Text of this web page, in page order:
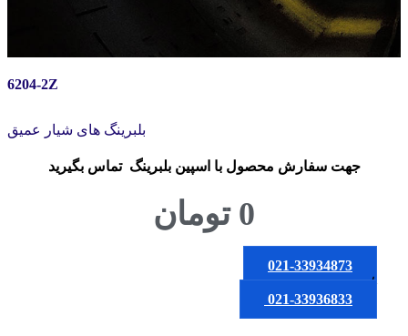
6204-2Z
بلبرینگ های شیار عمیق
جهت سفارش محصولبا اسپین بلبرینگ تماس بگیرید
0 تومان
021-33934873
یا
021-33936833